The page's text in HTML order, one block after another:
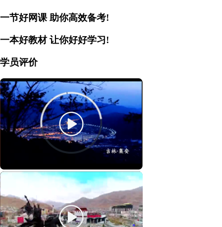
一节好网课 助你高效备考!
一本好教材让你好好学习!
学员评价